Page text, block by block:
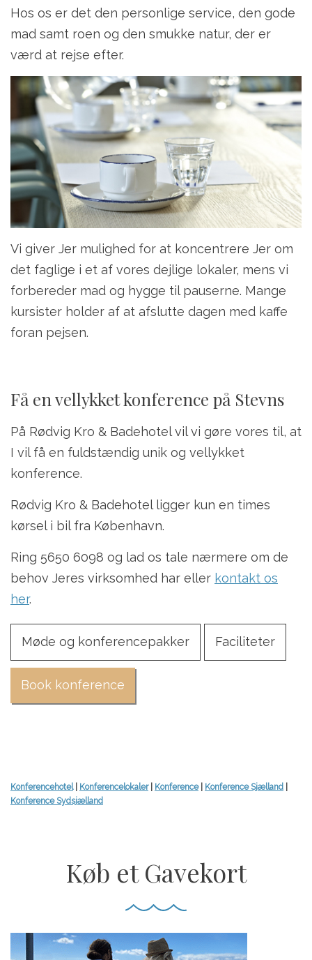
Hos os er det den personlige service, den gode
mad samt roen og den smukke natur, der er
værd at rejse efter.
Vi giver Jer mulighed for at koncentrere Jer om
det faglige i et af vores dejlige lokaler, mens vi
forbereder mad og hygge til pauserne. Mange
kursister holder af at afslutte dagen med kaffe
foran pejsen.
Få en vellykket konference på Stevns
På Rødvig Kro & Badehotel vil vi gøre vores til, at
I vil få en fuldstændig unik og vellykket
konference.
Rødvig Kro & Badehotel ligger kun en times
kørsel i bil fra København.
Ring 5650 6098 og lad os tale nærmere om de
behov Jeres virksomhed har eller kontakt os
her.
Møde og konferencepakker Faciliteter
Book konference
Konferencehotel| Konferencelokaler| Konference| Konference Sjælland
Konference Sydsjælland
Køb et Gavekort